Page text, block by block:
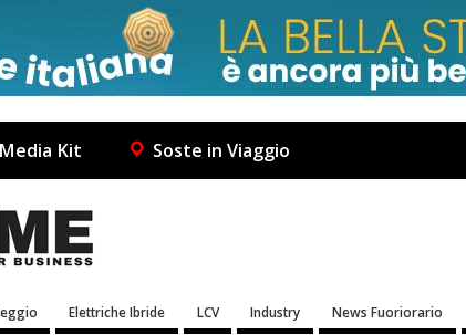
Media Kit Soste in Viaggio
Elettriche Ibride LCV Industry News Fuoriorario